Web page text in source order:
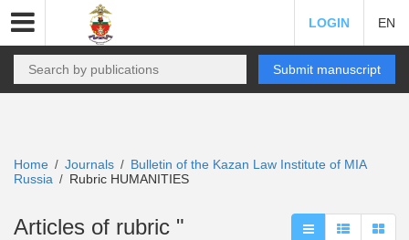
LOGIN EN
Submit manuscript
Home / Journals / Bulletin of the Kazan Law Institute of MIA
Russia / Rubric HUMANITIES
Articles of rubric "